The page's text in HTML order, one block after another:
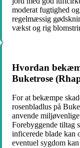
moderat fugtighed
regelmæssig
vækst og rig
Hvordan
Buketrose
For at bekæmpe
rosenbladlus på
anvende
Forebyggende tiltag
inficerede blade kan
eventuel sygdom